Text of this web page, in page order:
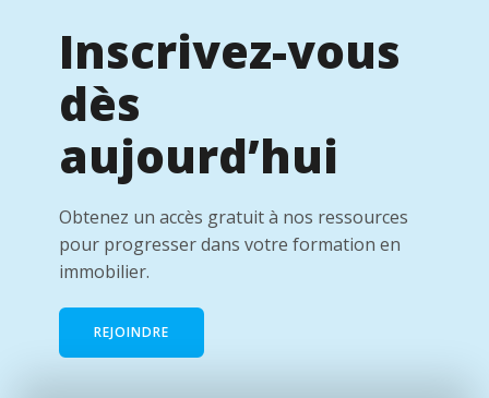
Inscrivez-vous
dès
aujourd’hui
Obtenez un accès gratuit à nos ressources
pour progresser dans votre formation en
immobilier.
REJOINDRE